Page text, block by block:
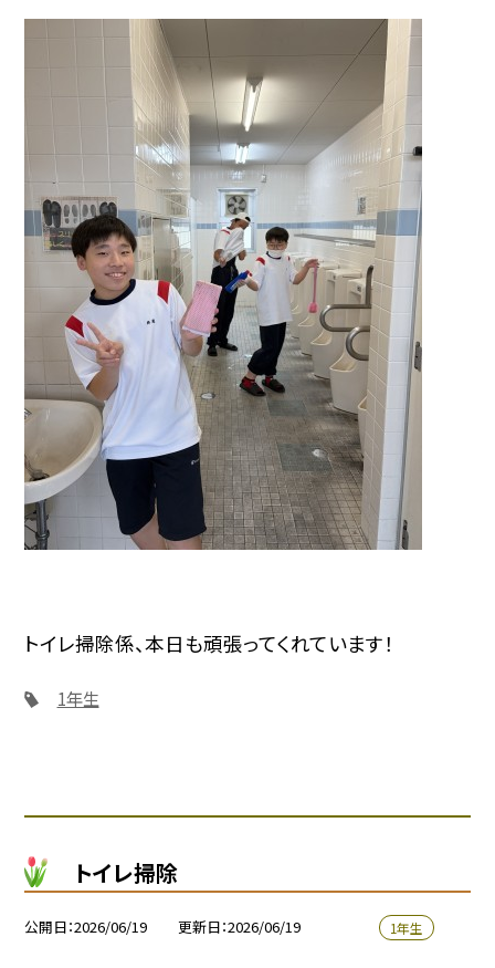
トイレ掃除係、本日も頑張ってくれています！
1年生
トイレ掃除
公開日 2026/06/19 更新日 2026/06/19 1年生